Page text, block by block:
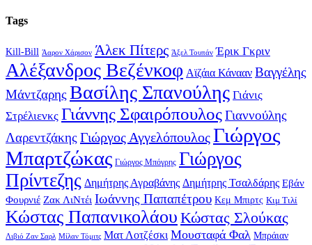
Tags
Kill-Bill Άαρον Χάρισον Άλεκ Πίτερς Άξελ Τουπάν Έρικ Γκριν
Αλέξανδρος Βεζένκοφ Αϊζάια Κάνααν Βαγγέλης
Μάντζαρης Βασίλης Σπανούλης Γιάνις
Στρέλιενκς Γιάννης ΣφαιρόπουλοςΓιαννούλης
Λαρεντζάκης Γιώργος ΑγγελόπουλοςΓιώργος
Μπαρτζώκας Γιώργος Μπόγρης Γιώργος
Πρίντεζης Δημήτρης Αγραβάνης Δημήτρης Τσαλδάρης Εβάν
Φουρνιέ Ζακ ΛιΝτέι Ιωάννης Παπαπέτρου Κεμ Μπιρτς Κιμ Τιλί
Κώστας Παπανικολάου Κώστας Σλούκας
Λιβιό Ζαν Σαρλ Μίλαν Τόμιτς Ματ Λοτζέσκι Μουσταφά Φαλ Μπράιαν